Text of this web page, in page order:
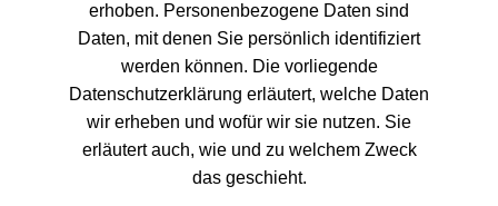
erhoben. Personenbezogene Daten sind
Daten, mit denen Sie persönlich identifiziert
werden können. Die vorliegende
Datenschutzerklärung erläutert, welche Daten
wir erheben und wofür wir sie nutzen. Sie
erläutert auch, wie und zu welchem Zweck
das geschieht.